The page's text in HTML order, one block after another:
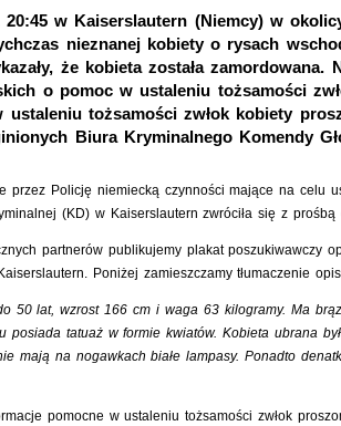
20:45 w Kaiserslautern (Niemcy) w
nieznanej kobiety o rysach
że kobieta została zamordowana.
o pomoc w ustaleniu tożsamości
ustaleniu tożsamości zwłok kobiety
Biura Kryminalnego Komendy
przez Policję niemiecką czynności mające na celu
(KD) w Kaiserslautern zwróciła się z
partnerów publikujemy plakat poszukiwawczy
Poniżej zamieszczamy tłumaczenie
50 lat, wzrost 166 cm i waga 63 kilogramy. Ma
posiada tatuaż w formie kwiatów. Kobieta ubrana
mają na nogawkach białe lampasy. Ponadto
pomocne w ustaleniu tożsamości zwłok